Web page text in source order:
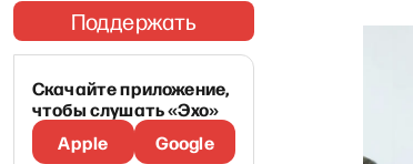
Поддержать
Скачайте приложение,
чтобы слушать «Эхо»
Apple
Google